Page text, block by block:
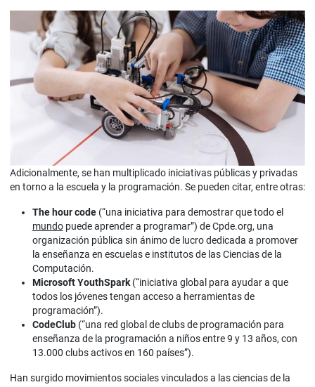
Adicionalmente, se han multiplicado iniciativas públicas y privadas
en torno a la escuela y la programación. Se pueden citar, entre otras:
The hour code (“una iniciativa para demostrar que todo el
mundopuede aprender a programar”) de Cpde.org, una
organización pública sin ánimo de lucro dedicada a promover
la enseñanza en escuelas e institutos de las Ciencias de la
Computación.
Microsoft YouthSpark (“iniciativa global para ayudar a que
todos los jóvenes tengan acceso a herramientas de
programación”).
CodeClub (“una red global de clubs de programación para
enseñanza de la programación a niños entre 9 y 13 años, con
13.000 clubs activos en 160 países”).
Han surgido movimientos sociales vinculados a las ciencias de la